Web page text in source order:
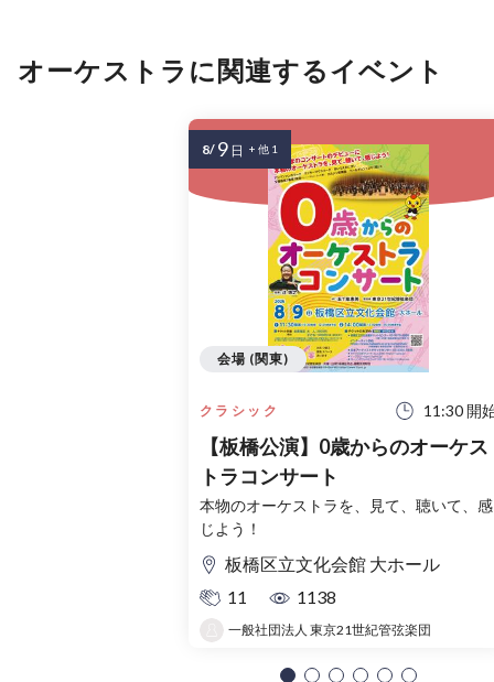
オーケストラに関連するイベント
クラシック 11:30 開
【板橋公演】0歳からのオーケス
トラコンサート
本物のオーケストラを、見て、聴いて、感
じよう！
板橋区立文化会館 大ホール
11
1138
一般社団法人 東京21世紀管弦楽団
会場 (関東)
8/ 9 日 + 他 1